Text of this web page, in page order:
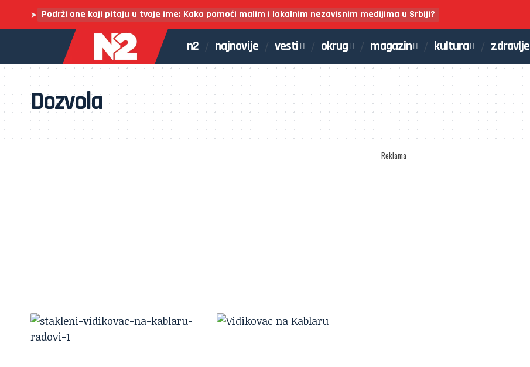
➤ Podrži one koji pitaju u tvoje ime: Kako pomoći malim i lokalnim nezavisnim medijima u Srbiji?
n2 najnovije vesti okrug magazin kultura zdravlje
Dozvola
Reklama